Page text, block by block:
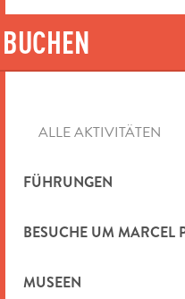
BUCHEN
ALLE AKTIVITÄTEN
FÜHRUNGEN
BESUCHE UM MARCEL
MUSEEN
SIE UNS